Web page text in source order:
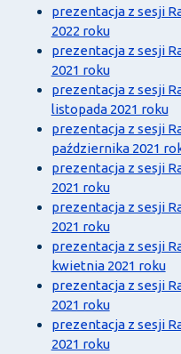
prezentacja z sesji
2022 roku
prezentacja z sesji
2021 roku
prezentacja z sesji
listopada 2021 roku
prezentacja z sesji
października 2021
prezentacja z sesji
2021 roku
prezentacja z sesji
2021 roku
prezentacja z sesji
kwietnia 2021 roku
prezentacja z sesji
2021 roku
prezentacja z sesji
2021 roku